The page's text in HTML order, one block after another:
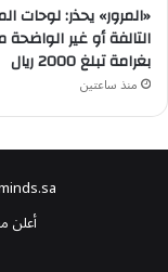
«المرور» يحذر: لوحات
التالفة أو غير الواضحة
بغرامة تبلغ 2000 ريال
منذ ساعتين
أعلن